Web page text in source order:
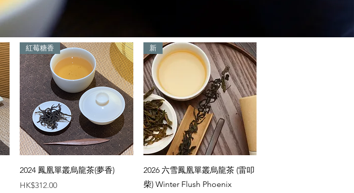
快速瀏覽
紅莓糖香
2024 鳳凰單叢烏龍茶(夢香)
價格
HK$312.00
快速瀏覽
新
2026 六雪鳳凰單叢烏龍茶 (雷叩
柴) Winter Flush Phoenix